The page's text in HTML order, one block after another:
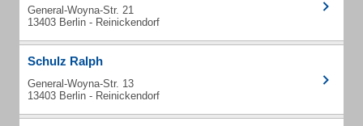
General-Woyna-Str. 21
13403 Berlin - Reinickendorf
Schulz Ralph
General-Woyna-Str. 13
13403 Berlin - Reinickendorf